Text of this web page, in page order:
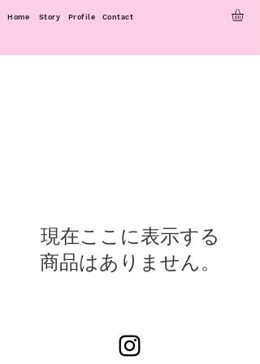
Profile Contact
Story
Home
現在ここに表示する
商品はありません。